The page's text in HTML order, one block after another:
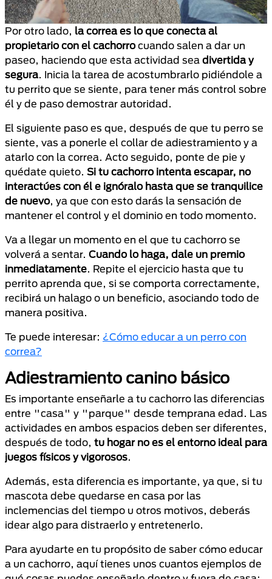
Por otro lado, la correa es lo que conecta al
propietario con el cachorrocuando salen a dar un
paseo, haciendo que esta actividad sea divertida y
segura. Inicia la tarea de acostumbrarlo pidiéndole a
tu perrito que se siente, para tener más control sobre
él y de paso demostrar autoridad.
El siguiente paso es que, después de que tu perro se
siente, vas a ponerle el collar de adiestramiento y a
atarlo con la correa. Acto seguido, ponte de pie y
quédate quieto. Si tu cachorro intenta escapar, no
interactúes con él e ignóralo hasta que se tranquilice
de nuevo, ya que con esto darás la sensación de
mantener el control y el dominio en todo momento.
Va a llegar un momento en el que tu cachorro se
volverá a sentar. Cuando lo haga, dale un premio
inmediatamente. Repite el ejercicio hasta que tu
perrito aprenda que, si se comporta correctamente,
recibirá un halago o un beneficio, asociando todo de
manera positiva.
Te puede interesar: ¿Cómo educar a un perro con
correa?
Adiestramiento canino básico
Es importante enseñarle a tu cachorro las diferencias
entre "casa" y "parque" desde temprana edad. Las
actividades en ambos espacios deben ser diferentes,
después de todo, tu hogar no es el entorno ideal para
juegos físicos y vigorosos.
Además, esta diferencia es importante, ya que, si tu
mascota debe quedarse en casa por las
inclemencias del tiempo u otros motivos, deberás
idear algo para distraerlo y entretenerlo.
Para ayudarte en tu propósito de saber cómo educar
a un cachorro, aquí tienes unos cuantos ejemplos de